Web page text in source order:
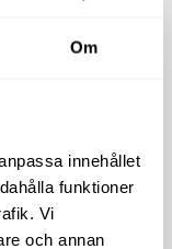
Om
innehållet
funktioner
Vi
och annan